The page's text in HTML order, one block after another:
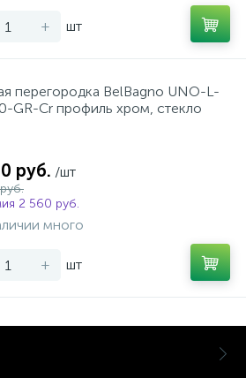
+ шт
перегородка BelBagno UNO-L-
GR-Cr профиль хром, стекло
руб. /шт
2 560 руб.
много
+ шт